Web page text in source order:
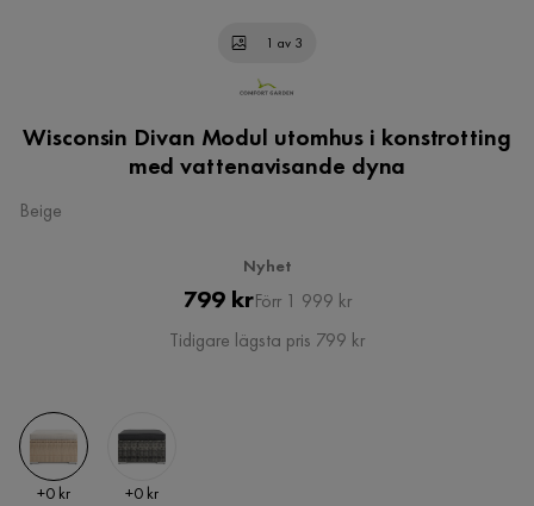
1 av 3
Wisconsin Divan Modul utomhus i konstrotting
med vattenavisande dyna
Beige
Nyhet
Pris
799 kr Original
Pris
Förr 1 999 kr
Tidigare lägsta pris 799 kr
Pris
+0 kr Pris
+0 kr